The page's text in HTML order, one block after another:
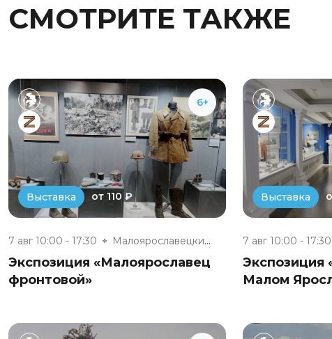
СМОТРИТЕ ТАКЖЕ
6+
Выставка от 110 ₽
7 авг 10:00 - 17:30 Малоярославецкий военно-истори...
Экспозиция «Малоярославец
фронтовой»
Выставка
7 авг 10:00 - 17:30
Экспозиция
Малом